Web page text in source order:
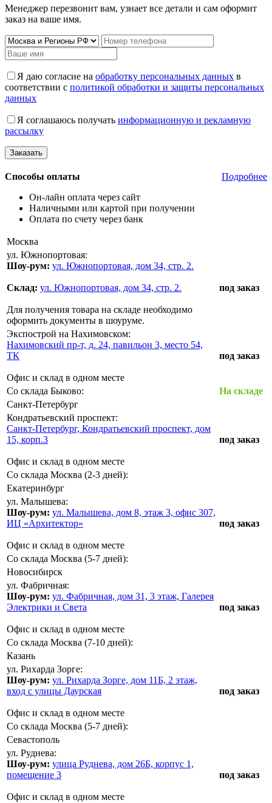
Менеджер перезвонит вам, узнает все детали и сам оформит
заказ на ваше имя.
Я даю согласие на обработку персональных данных в
соответствии с политикой обработки и защиты персональных
данных
Я соглашаюсь получать информационную и рекламную
рассылку
Способы оплаты
Подробнее
Он-лайн оплата через сайт
Наличными или картой при получении
Оплата по счету через банк
Москва
ул. Южнопортовая:
Шоу-рум: ул. Южнопортовая, дом 34, стр. 2.
Склад: ул. Южнопортовая, дом 34, стр. 2.
Для получения товара на складе необходимо
оформить документы в шоуруме.
под заказ
Экспострой на Нахимовском:
Нахимовский пр-т, д. 24, павильон 3, место 54,
ТК
Офис и склад в одном месте
под заказ
Со склада Быково:
На складе
Санкт-Петербург
Кондратьевский проспект:
Санкт-Петербург, Кондратьевский проспект, дом
15, корп.3
Офис и склад в одном месте
под заказ
Со склада Москва (2-3 дней):
Екатеринбург
ул. Малышева:
Шоу-рум: ул. Малышева, дом 8, этаж 3, офис 307,
ИЦ «Архитектор»
Офис и склад в одном месте
под заказ
Со склада Москва (5-7 дней):
Новосибирск
ул. Фабричная:
Шоу-рум: ул. Фабричная, дом 31, 3 этаж, Галерея
Электрики и Света
Офис и склад в одном месте
под заказ
Со склада Москва (7-10 дней):
Казань
ул. Рихарда Зорге:
Шоу-рум: ул. Рихарда Зорге, дом 11Б, 2 этаж,
вход с улицы Даурская
Офис и склад в одном месте
под заказ
Со склада Москва (5-7 дней):
Севастополь
ул. Руднева:
Шоу-рум: улица Руднева, дом 26Б, корпус 1,
помещение 3
Офис и склад в одном месте
под заказ